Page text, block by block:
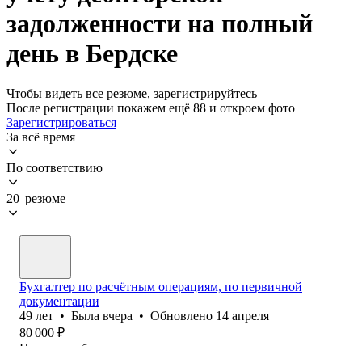
задолженности на полный
день в Бердске
Чтобы видеть все резюме, зарегистрируйтесь
После регистрации покажем ещё 88 и откроем фото
Зарегистрироваться
За всё время
По соответствию
20 резюме
Бухгалтер по расчётным операциям, по первичной
документации
49 лет • Была вчера • Обновлено 14 апреля
80 000 ₽